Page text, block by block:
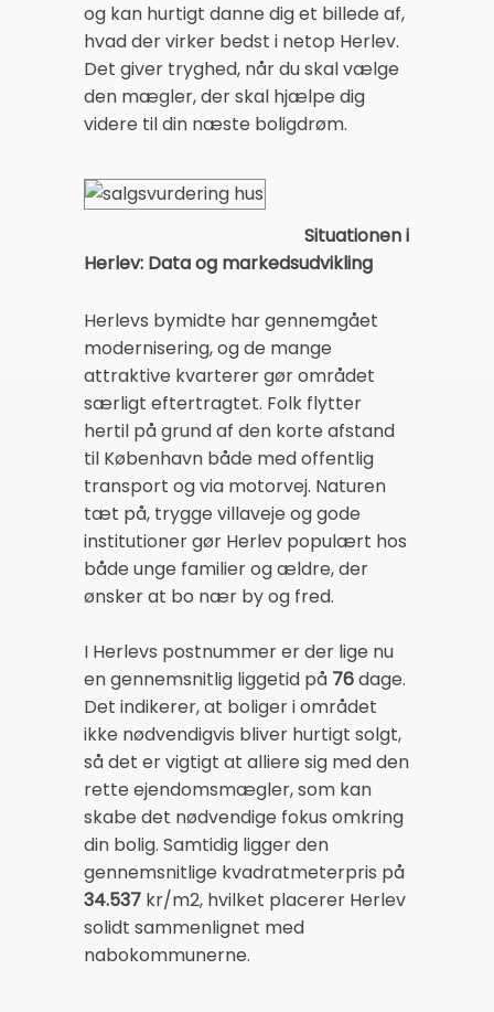
og kan hurtigt danne dig et billede af,
hvad der virker bedst i netop Herlev.
Det giver tryghed, når du skal vælge
den mægler, der skal hjælpe dig
videre til din næste boligdrøm.
Situationen i
Herlev: Data og markedsudvikling
Herlevs bymidte har gennemgået
modernisering, og de mange
attraktive kvarterer gør området
særligt eftertragtet. Folk flytter
hertil på grund af den korte afstand
til København både med offentlig
transport og via motorvej. Naturen
tæt på, trygge villaveje og gode
institutioner gør Herlev populært hos
både unge familier og ældre, der
ønsker at bo nær by og fred.
I Herlevs postnummer er der lige nu
en gennemsnitlig liggetid på 76dage.
Det indikerer, at boliger i området
ikke nødvendigvis bliver hurtigt solgt,
så det er vigtigt at alliere sig med den
rette ejendomsmægler, som kan
skabe det nødvendige fokus omkring
din bolig. Samtidig ligger den
gennemsnitlige kvadratmeterpris på
34.537 kr/m2, hvilket placerer Herlev
solidt sammenlignet med
nabokommunerne.